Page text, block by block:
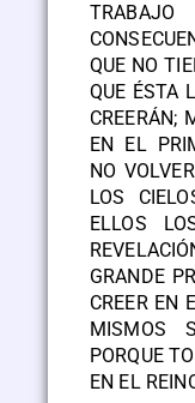
QUE NO
QUE ÉSTA
CREERÁN;
EN EL
NO
LOS
ELLOS
GRANDE
CREER EN
MISMOS
PORQUE
EN EL